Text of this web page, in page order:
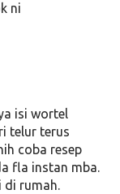
ni
isi wortel
telur terus
coba resep
fla instan mba.
di rumah.